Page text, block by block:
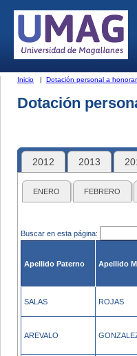
Inicio | Dotación personal a
Dotación
2012 2013
ENERO FEBRERO
Buscar en esta página:
Apellido Paterno Apellido
SALAS ROJAS
AREVALO